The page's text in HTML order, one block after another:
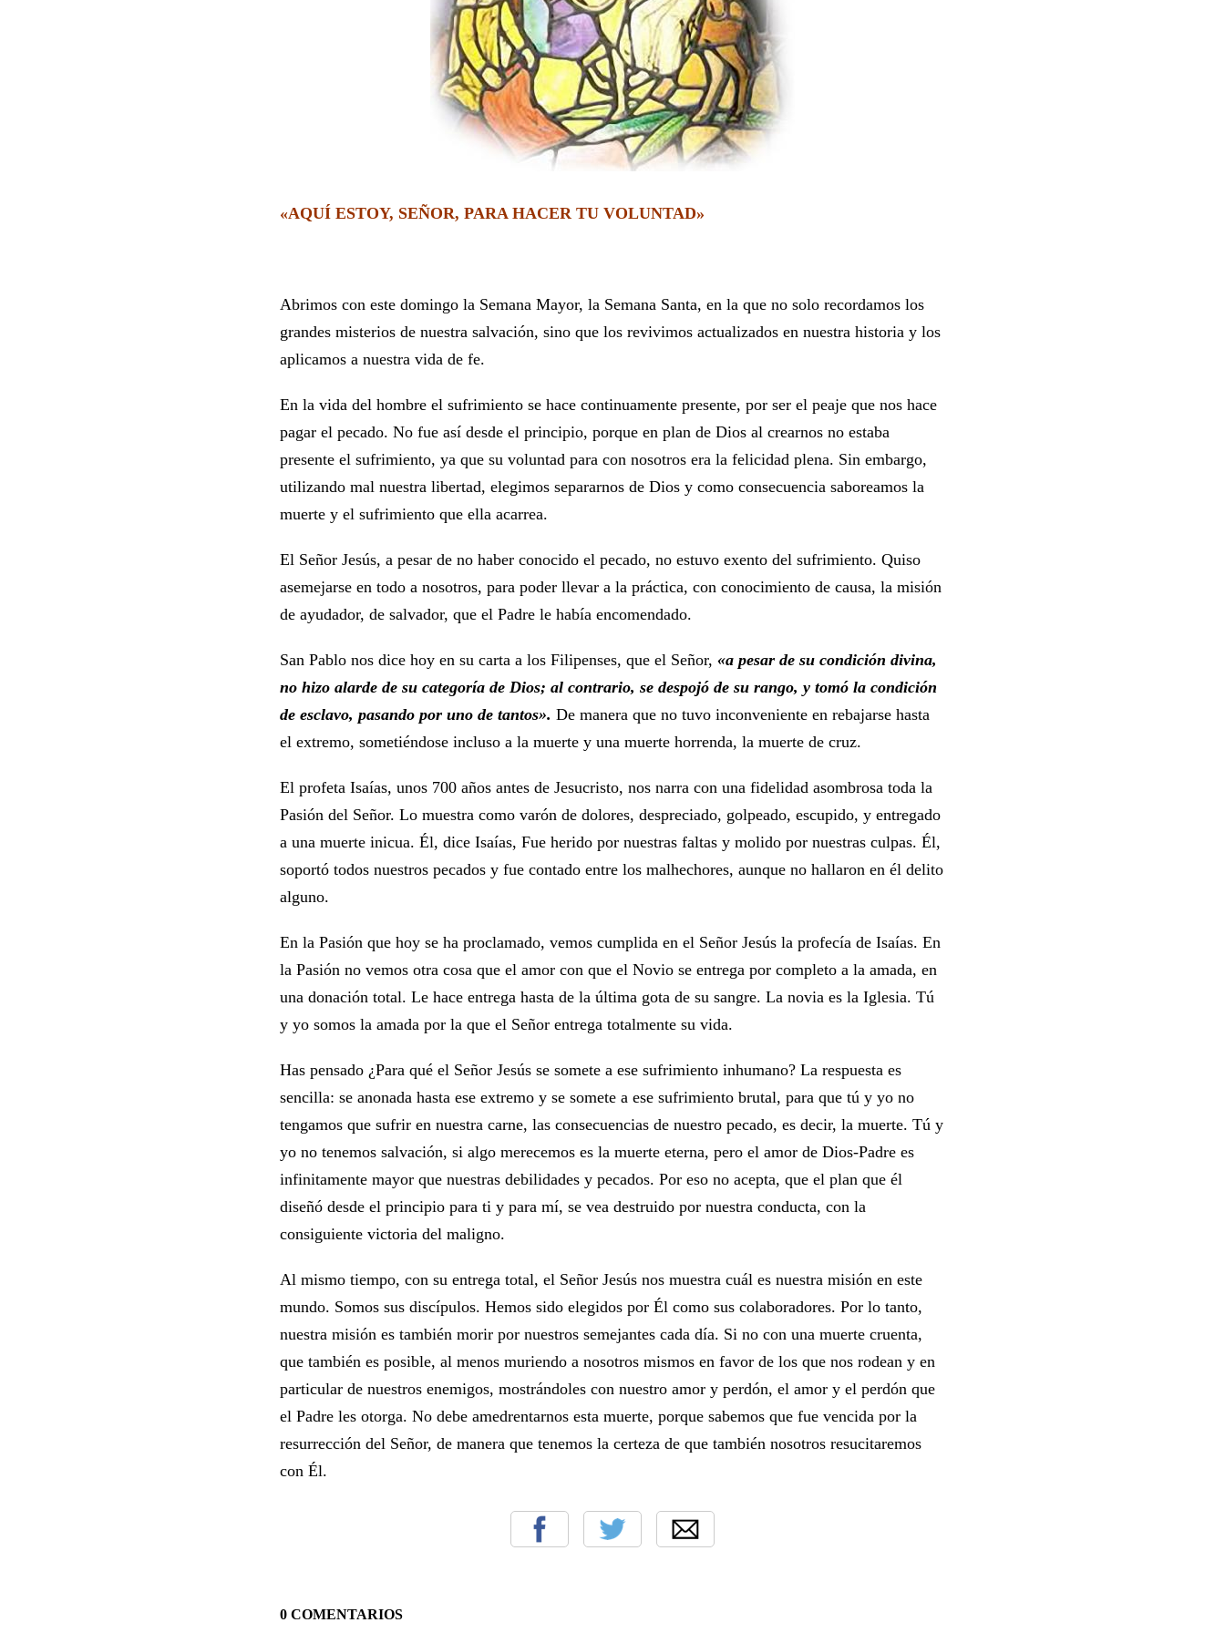
«AQUÍ ESTOY, SEÑOR, PARA HACER TU VOLUNTAD»
Abrimos con este domingo la Semana Mayor, la Semana Santa, en la que no solo recordamos los
grandes misterios de nuestra salvación, sino que los revivimos actualizados en nuestra historia y los
aplicamos a nuestra vida de fe.
En la vida del hombre el sufrimiento se hace continuamente presente, por ser el peaje que nos hace
pagar el pecado. No fue así desde el principio, porque en plan de Dios al crearnos no estaba
presente el sufrimiento, ya que su voluntad para con nosotros era la felicidad plena. Sin embargo,
utilizando mal nuestra libertad, elegimos separarnos de Dios y como consecuencia saboreamos la
muerte y el sufrimiento que ella acarrea.
El Señor Jesús, a pesar de no haber conocido el pecado, no estuvo exento del sufrimiento. Quiso
asemejarse en todo a nosotros, para poder llevar a la práctica, con conocimiento de causa, la misión
de ayudador, de salvador, que el Padre le había encomendado.
San Pablo nos dice hoy en su carta a los Filipenses, que el Señor, «a pesar de su condición divina,
no hizo alarde de su categoría de Dios; al contrario, se despojó de su rango, y tomó la condición
de esclavo, pasando por uno de tantos». De manera que no tuvo inconveniente en rebajarse hasta
el extremo, sometiéndose incluso a la muerte y una muerte horrenda, la muerte de cruz.
El profeta Isaías, unos 700 años antes de Jesucristo, nos narra con una fidelidad asombrosa toda la
Pasión del Señor. Lo muestra como varón de dolores, despreciado, golpeado, escupido, y entregado
a una muerte inicua. Él, dice Isaías, Fue herido por nuestras faltas y molido por nuestras culpas. Él,
soportó todos nuestros pecados y fue contado entre los malhechores, aunque no hallaron en él delito
alguno.
En la Pasión que hoy se ha proclamado, vemos cumplida en el Señor Jesús la profecía de Isaías. En
la Pasión no vemos otra cosa que el amor con que el Novio se entrega por completo a la amada, en
una donación total. Le hace entrega hasta de la última gota de su sangre. La novia es la Iglesia. Tú
y yo somos la amada por la que el Señor entrega totalmente su vida.
Has pensado ¿Para qué el Señor Jesús se somete a ese sufrimiento inhumano? La respuesta es
sencilla: se anonada hasta ese extremo y se somete a ese sufrimiento brutal, para que tú y yo no
tengamos que sufrir en nuestra carne, las consecuencias de nuestro pecado, es decir, la muerte. Tú y
yo no tenemos salvación, si algo merecemos es la muerte eterna, pero el amor de Dios-Padre es
infinitamente mayor que nuestras debilidades y pecados. Por eso no acepta, que el plan que él
diseñó desde el principio para ti y para mí, se vea destruido por nuestra conducta, con la
consiguiente victoria del maligno.
Al mismo tiempo, con su entrega total, el Señor Jesús nos muestra cuál es nuestra misión en este
mundo. Somos sus discípulos. Hemos sido elegidos por Él como sus colaboradores. Por lo tanto,
nuestra misión es también morir por nuestros semejantes cada día. Si no con una muerte cruenta,
que también es posible, al menos muriendo a nosotros mismos en favor de los que nos rodean y en
particular de nuestros enemigos, mostrándoles con nuestro amor y perdón, el amor y el perdón que
el Padre les otorga. No debe amedrentarnos esta muerte, porque sabemos que fue vencida por la
resurrección del Señor, de manera que tenemos la certeza de que también nosotros resucitaremos
con Él.
0 COMENTARIOS